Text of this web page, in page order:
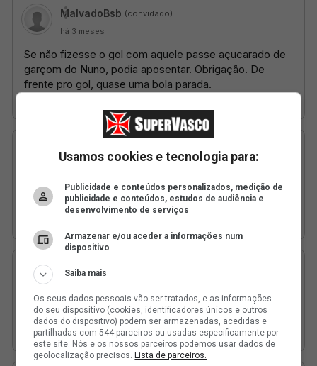
Usamos cookies e tecnologia para:
Publicidade e conteúdos personalizados, medição de
publicidade e conteúdos, estudos de audiência e
desenvolvimento de serviços
Armazenar e/ou aceder a informações num
dispositivo
Saiba mais
Os seus dados pessoais vão ser tratados, e as informações
do seu dispositivo (cookies, identificadores únicos e outros
dados do dispositivo) podem ser armazenadas, acedidas e
partilhadas com 544 parceiros ou usadas especificamente por
este site. Nós e os nossos parceiros podemos usar dados de
geolocalização precisos.Lista de parceiros.